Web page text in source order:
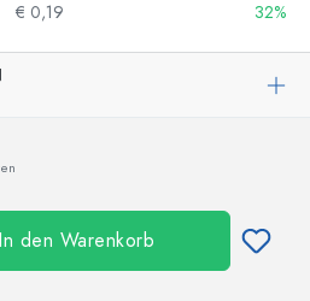
€ 0,19 32%
In den Warenkorb